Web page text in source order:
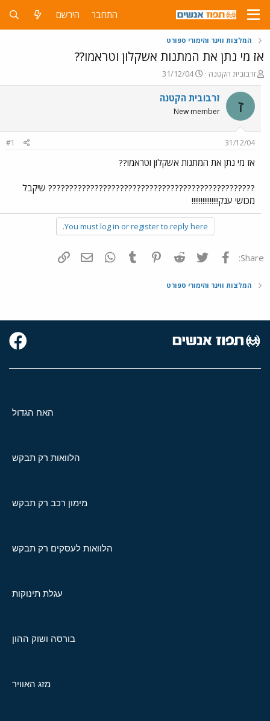
התחבר הירשם
המלצות ווינר והימורי ספורט
אז מי נתן את המתנות אשקלון וטראמו??
פ
ו
ת
ח
ה
ש
א
זרבובית הקטנה
פ
ו
ר
ם
ר
31/12/04
ז זרבובית הקטנה
New member
31/12/04
#1
אז מי נתן את המתנות אשקלון וטראמו??
????????????????????????????????????????????????? שיקבל
מכושי ענק!!!!!!!!!!!!!!!
You must log in or register to reply here.
Share: פייסבוק Twitter
Reddit
Pinterest
Tumblr
WhatsAppדואר אלקטרוני
המלצות ווינר והימורי ספורט
האח הגדול
הלוואות רק תבקש
מימון רכב רק תבקש
הלוואות לעסקים רק תבקש
עגלת תינוקות
בורסה ושוק ההון
מזג האוויר